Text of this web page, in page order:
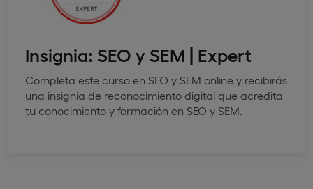
Insignia: SEO y SEM | Expert
Completa este curso en SEO y SEM online y recibirás
una insignia de reconocimiento digital que acredita
tu conocimiento y formación en SEO y SEM.